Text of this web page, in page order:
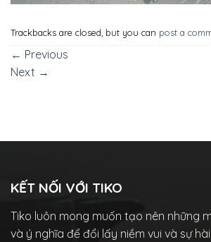
Trackbacks are closed, but you can post a
← Previous
Next →
KẾT NỐI VỚI TIKO
Tiko luôn mong muốn tạo nên những
và ý nghĩa để đổi lấy niềm vui và sự